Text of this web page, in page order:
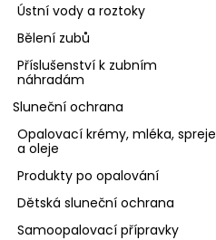
Ústní vody a roztoky
Bělení zubů
Příslušenství k zubním
náhradám
Sluneční ochrana
Opalovací krémy, mléka, spreje
a oleje
Produkty po opalování
Dětská sluneční ochrana
Samoopalovací přípravky